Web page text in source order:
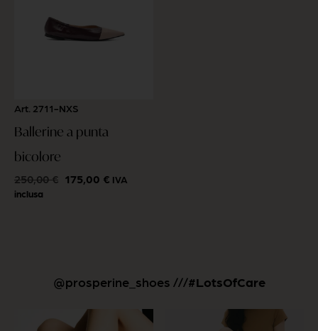
Art. 2711-NXS
Ballerine a punta
bicolore
250,00€ 175,00 € IVA
inclusa
@prosperine_shoes ///#LotsOfCare